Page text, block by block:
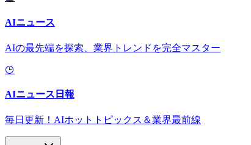
AIニュース
AIの最先端を探索、業界トレンドを完全マスター
AIニュース日報
毎日更新！AIホットトピックス＆業界最前線